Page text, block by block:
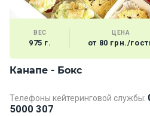
ВЕС
975 г.
ЦЕНА
от 80 грн./
Канапе - Бокс
Телефоны кейтеринговой службы:
5000 307